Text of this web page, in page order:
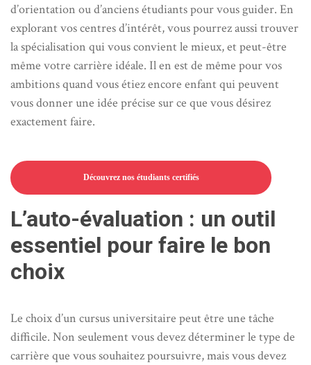
d’orientation ou d’anciens étudiants pour vous guider. En
explorant vos centres d’intérêt, vous pourrez aussi trouver
la spécialisation qui vous convient le mieux, et peut-être
même votre carrière idéale. Il en est de même pour vos
ambitions quand vous étiez encore enfant qui peuvent
vous donner une idée précise sur ce que vous désirez
exactement faire.
Découvrez nos étudiants certifiés
L’auto-évaluation : un outil
essentiel pour faire le bon
choix
Le choix d’un cursus universitaire peut être une tâche
difficile. Non seulement vous devez déterminer le type de
carrière que vous souhaitez poursuivre, mais vous devez